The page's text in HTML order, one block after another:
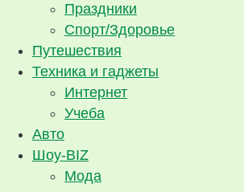
Праздники
Спорт/Здоровье
Путешествия
Техника и гаджеты
Интернет
Учеба
Авто
Шоу-BIZ
Мода